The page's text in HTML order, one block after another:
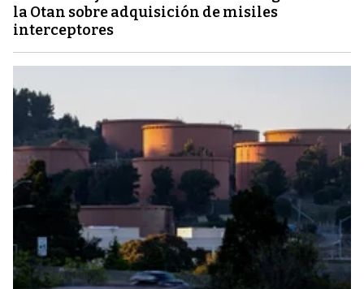
la Otan sobre adquisición de misiles
interceptores